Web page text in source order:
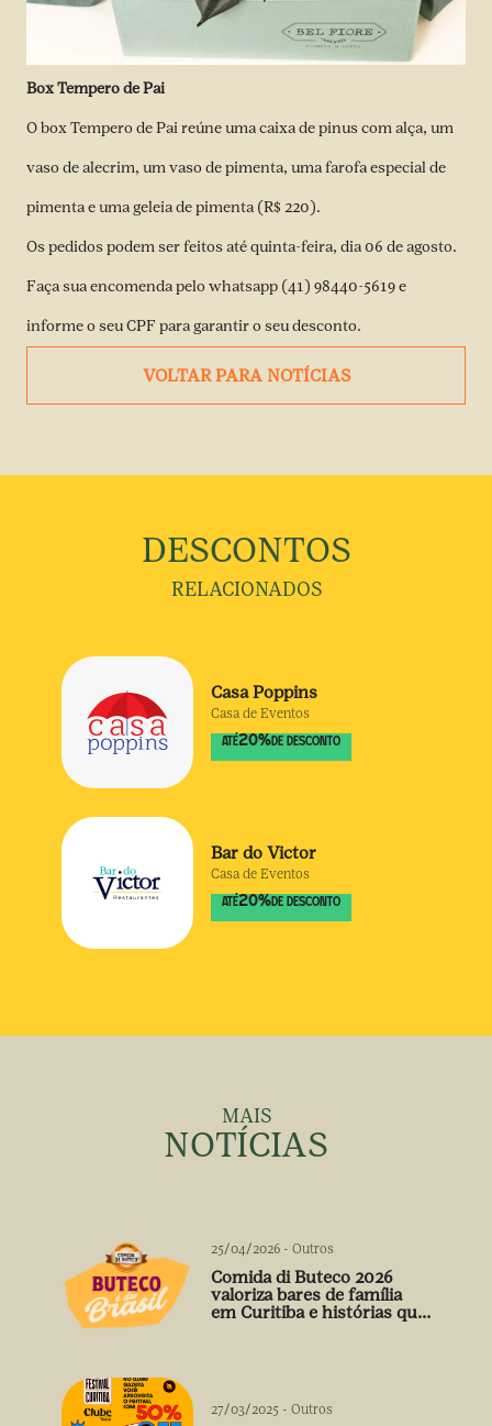
Box Tempero de Pai
O box Tempero de Pai reúne uma caixa de pinus com alça, um
vaso de alecrim, um vaso de pimenta, uma farofa especial de
pimenta e uma geleia de pimenta (R$ 220).
Os pedidos podem ser feitos até quinta-feira, dia 06 de agosto.
Faça sua encomenda pelo whatsapp (41) 98440-5619 e
informe o seu CPF para garantir o seu desconto.
VOLTAR PARA NOTÍCIAS
DESCONTOS
RELACIONADOS
Casa Poppins
Casa de Eventos
ATÉ20% DE DESCONTO
Bar do Victor
Casa de Eventos
ATÉ20% DE DESCONTO
MAIS
NOTÍCIAS
25/04/2026 - Outros
Comida di Buteco 2026
valoriza bares de família
em Curitiba e histórias que
27/03/2025 - Outros